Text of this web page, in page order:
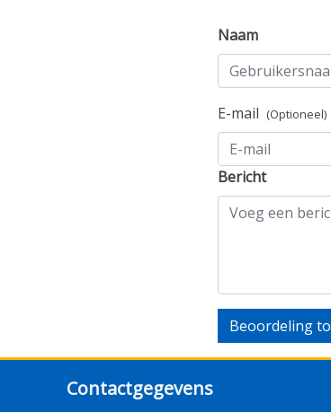
Naam
E-mail (Optioneel)
Bericht
Beoordeling
Contactgegevens